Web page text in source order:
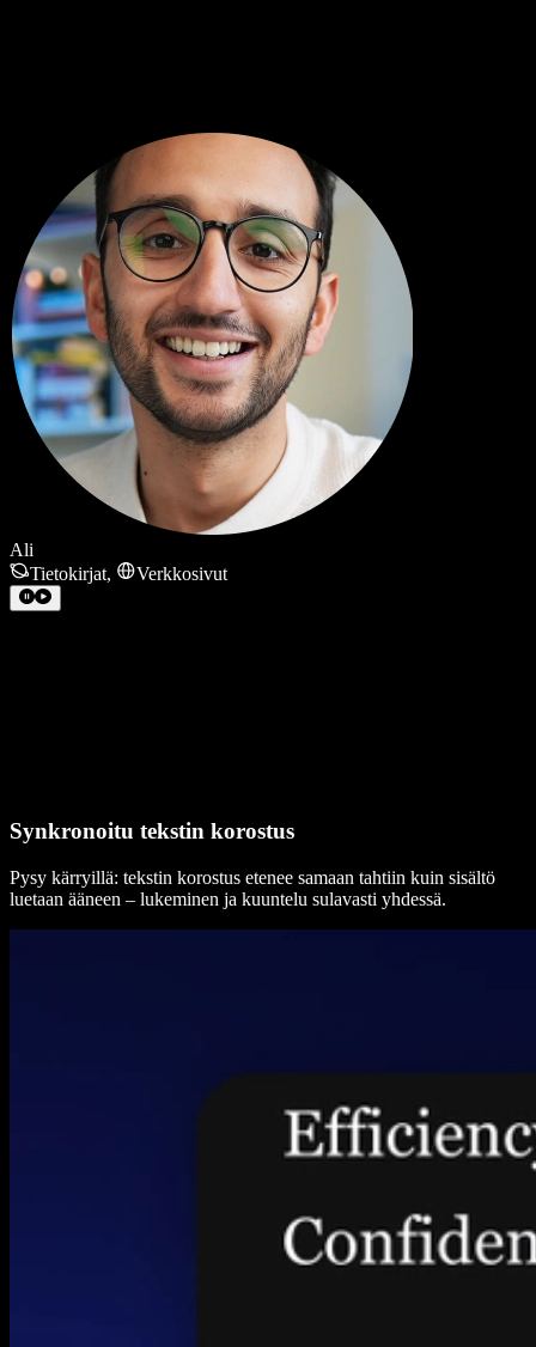
Ali
Tietokirjat, Verkkosivut
Synkronoitu tekstin korostus
Pysy kärryillä: tekstin korostus etenee samaan tahtiin kuin sisältö
luetaan ääneen – lukeminen ja kuuntelu sulavasti yhdessä.